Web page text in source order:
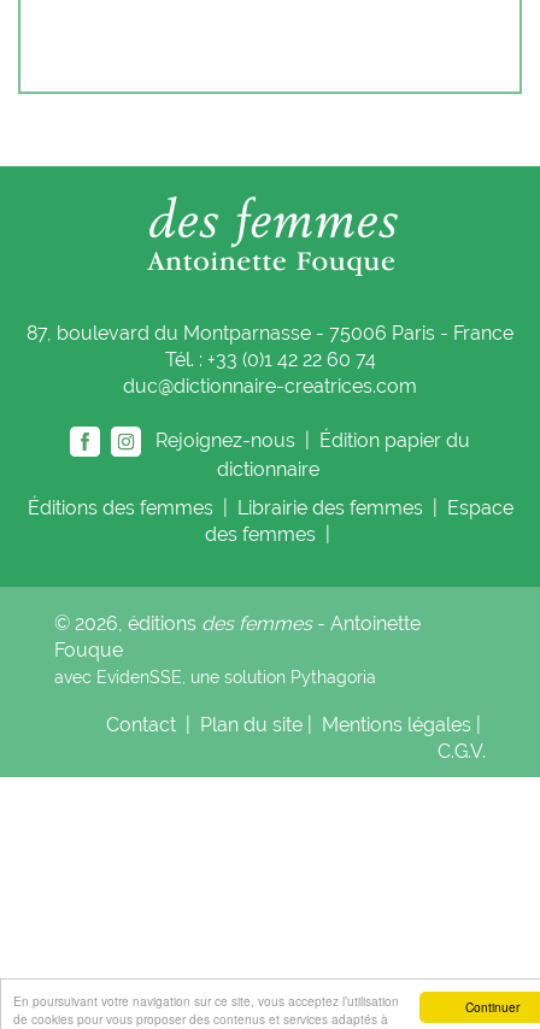
Continuer
En poursuivant votre navigation sur ce site, vous acceptez l’utilisation
de cookies pour vous proposer des contenus et services adaptés à
87, boulevard du Montparnasse - 75006 Paris - France
Tél. : +33 (0)1 42 22 60 74
duc@dictionnaire-creatrices.com
Rejoignez-nous |
Édition papier du
dictionnaire
Éditions des femmes Librairie des femmes
Espace
des femmes
© 2026, éditions des femmes- Antoinette
Fouque
avec EvidenSSE, une solution Pythagoria
Contact Plan du site Mentions légales
C.G.V.